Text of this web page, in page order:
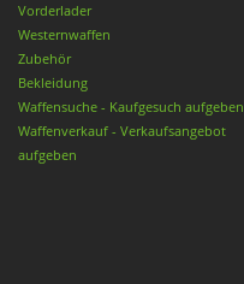
Vorderlader
Westernwaffen
Zubehör
Bekleidung
Waffensuche - Kaufgesuch aufgeben
Waffenverkauf - Verkaufsangebot
aufgeben